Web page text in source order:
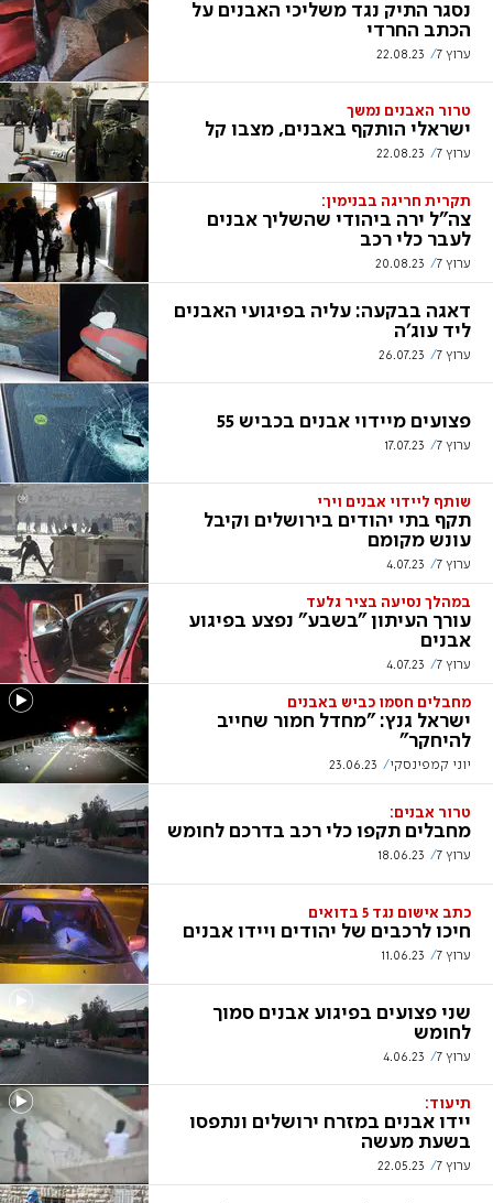
נסגר התיק נגד משליכי האבנים על
הכתב החרדי
ערוץ 7 22.08.23
טרור האבנים נמשך
ישראלי הותקף באבנים, מצבו קל
ערוץ 7 22.08.23
תקרית חריגה בבנימין:
צה"ל ירה ביהודי שהשליך אבנים
לעבר כלי רכב
ערוץ 7 20.08.23
דאגה בבקעה: עליה בפיגועי האבנים
ליד עוג'ה
ערוץ 7 26.07.23
פצועים מיידוי אבנים בכביש 55
ערוץ 7 17.07.23
שותף ליידוי אבנים וירי
תקף בתי יהודים בירושלים וקיבל
עונש מקומם
ערוץ 7 4.07.23
במהלך נסיעה בציר גלעד
עורך העיתון "בשבע" נפצע בפיגוע
אבנים
ערוץ 7 4.07.23
מחבלים חסמו כביש באבנים
ישראל גנץ: "מחדל חמור שחייב
להיחקר"
יוני קמפינסקי 23.06.23
טרור אבנים:
מחבלים תקפו כלי רכב בדרכם לחומש
ערוץ 7 18.06.23
כתב אישום נגד 5 בדואים
חיכו לרכבים של יהודים ויידו אבנים
ערוץ 7 11.06.23
שני פצועים בפיגוע אבנים סמוך
לחומש
ערוץ 7 4.06.23
תיעוד:
יידו אבנים במזרח ירושלים ונתפסו
בשעת מעשה
ערוץ 7 22.05.23